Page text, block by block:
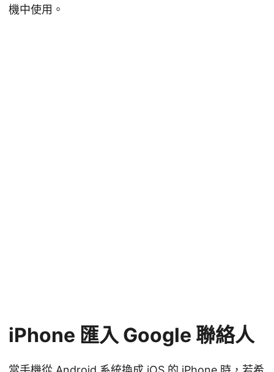
機中使用。
iPhone 匯入 Google 聯絡人